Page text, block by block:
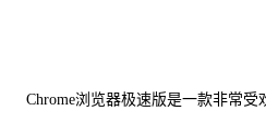
Chrome浏览器极速版是一款非常